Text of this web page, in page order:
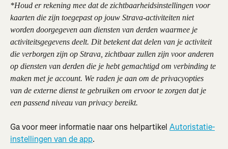
*Houd er rekening mee dat de zichtbaarheidsinstellingen voor
kaarten die zijn toegepast op jouw Strava-activiteiten niet
worden doorgegeven aan diensten van derden waarmee je
activiteitsgegevens deelt. Dit betekent dat delen van je activiteit
die verborgen zijn op Strava, zichtbaar zullen zijn voor anderen
op diensten van derden die je hebt gemachtigd om verbinding te
maken met je account. We raden je aan om de privacyopties
van de externe dienst te gebruiken om ervoor te zorgen dat je
een passend niveau van privacy bereikt.
Ga voor meer informatie naar ons helpartikel Autoristatie-
instellingen van de app.